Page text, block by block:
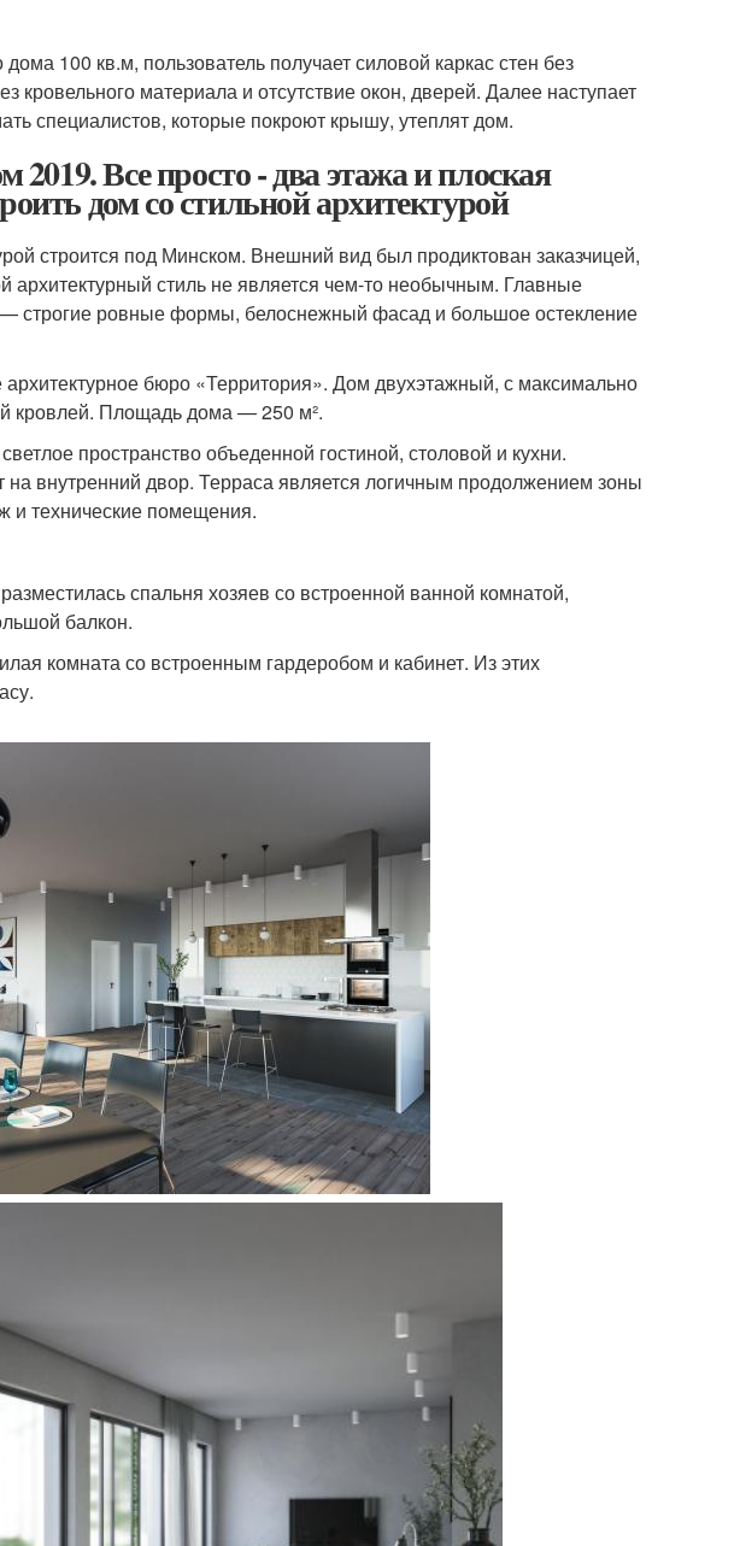
100 кв.м, пользователь получает силовой каркас стен без
материала и отсутствие окон, дверей. Далее наступает
специалистов, которые покроют крышу, утеплят дом.
2019. Все просто - два этажа и плоская
дом со стильной архитектурой
строится под Минском. Внешний вид был продиктован заказчицей,
архитектурный стиль не является чем-то необычным. Главные
строгие ровные формы, белоснежный фасад и большое остекление
бюро «Территория». Дом двухэтажный, с максимально
кровлей. Площадь дома — 250 м².
пространство объеденной гостиной, столовой и кухни.
внутренний двор. Терраса является логичным продолжением зоны
и технические помещения.
спальня хозяев со встроенной ванной комнатой,
балкон.
комната со встроенным гардеробом и кабинет. Из этих